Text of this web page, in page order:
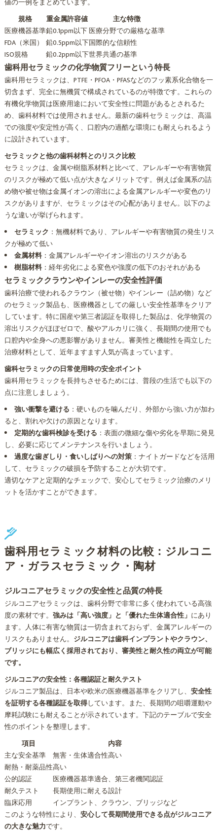
値の一例をまとめています。
規格
重金属許容値
主な特徴
医療機器基準鉛0.1ppm以下医療分野での厳格な基準
FDA（米国）
鉛0.5ppm以下国際的な信頼性
ISO規格
鉛0.2ppm以下世界共通の基準
歯科用セラミックの化学物質フリーという特長
歯科用セラミックは、PTFE・PFOA・PFASなどのフッ素系化合物を一
切含まず、完全に無機質で構成されているのが特徴です。これらの
有機化学物質は医療用途において安全性に問題があるとされるた
め、歯科材料では使用されません。最新の歯科セラミックは、高温
での強度や安定性が高く、口腔内の過酷な環境にも耐えられるよう
に設計されています。
セラミックと他の歯科材料とのリスク比較
セラミックは、金属や樹脂系材料と比べて、アレルギーや有害物質
のリスクが極めて低い点が大きなメリットです。例えば金属系の詰
め物や被せ物は金属イオンの溶出による金属アレルギーや変色のリ
スクがありますが、セラミックはその心配がありません。以下のよ
うな違いが挙げられます。
セラミック ：無機材料であり、アレルギーや有害物質の発生リス
クが極めて低い
金属材料：金属アレルギーやイオン溶出のリスクがある
樹脂材料：経年劣化による変色や強度の低下のおそれがある
セラミッククラウンやインレーの安全性評価
歯科治療で使われるクラウン（被せ物）やインレー（詰め物）など
のセラミック製品も、医療機器としての厳しい安全性基準をクリア
しています。特に国産や第三者認証を取得した製品は、化学物質の
溶出リスクがほぼゼロで、酸やアルカリに強く、長期間の使用でも
口腔内や全身への悪影響がありません。審美性と機能性を両立した
治療材料として、近年ますます人気が高まっています。
歯科セラミックの日常使用時の安全ポイント
歯科用セラミックを長持ちさせるためには、普段の生活でも以下の
点に注意しましょう。
強い衝撃を避ける ：硬いものを噛んだり、外部から強い力が加わ
ると、割れや欠けの原因となります。
定期的な歯科検診を受ける ：表面の微細な傷や劣化を早期に発見
し、必要に応じてメンテナンスを行いましょう。
過度な歯ぎしり・食いしばりへの対策：ナイトガードなどを活用
して、セラミックの破損を予防することが大切です。
適切なケアと定期的なチェックで、安心してセラミック治療のメリ
ットを活かすことができます。
歯科用セラミック材料の比較：ジルコニ
ア・ガラスセラミック・陶材
ジルコニアセラミックの安全性と品質の特長
ジルコニアセラミックは、歯科分野で非常に多く使われている高強
度の素材です。 強みは「高い強度」と「優れた生体適合性」 にあり
ます。人体に有害な物質は一切含まれておらず、金属アレルギーの
リスクもありません。 ジルコニアは歯科インプラントやクラウン、
ブリッジにも幅広く採用されており、審美性と耐久性の両立が可能
です。
ジルコニアの安全性：各種認証と耐久テスト
ジルコニア製品は、日本や欧米の医療機器基準をクリアし、 安全性
を証明する各種認証を取得しています。また、長期間の咀嚼運動や
摩耗試験にも耐えることが示されています。下記のテーブルで安全
性のポイントを整理します。
項目
内容
主な安全基準
無害・生体適合性高い
耐熱・耐薬品性高い
公的認証
医療機器基準適合、第三者機関認証
耐久テスト
長期使用に耐える設計
臨床応用
インプラント、クラウン、ブリッジなど
このような特性により、 安心して長期間使用できる点がジルコニア
の大きな魅力です。